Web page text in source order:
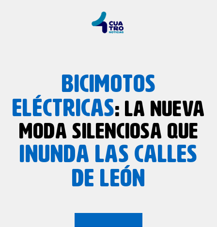
BICIMOTOS
ELÉCTRICAS: LA NUEVA
MODA SILENCIOSA QUE
INUNDA LAS CALLES
DE LEÓN